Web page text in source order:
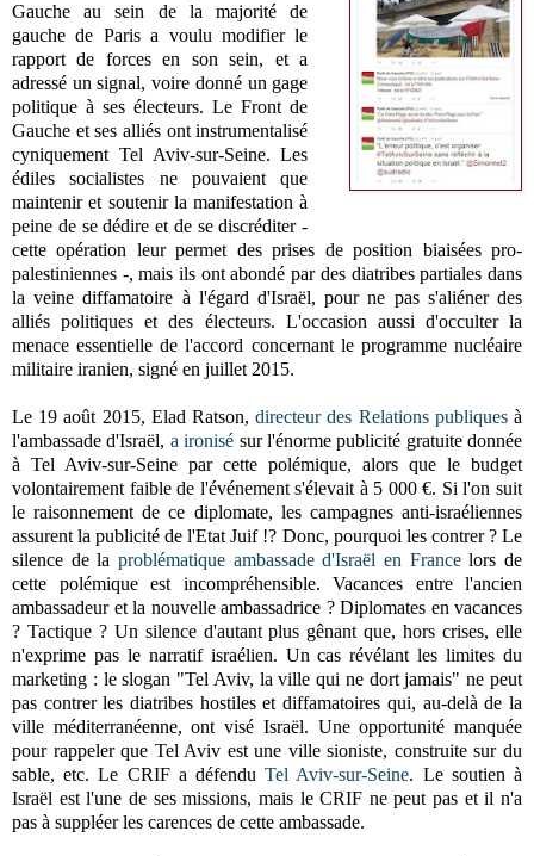
Gauche au sein de la majorité de
gauche de Paris a voulu modifier le
rapport de forces en son sein, et a
adressé un signal, voire donné un gage
politique à ses électeurs. Le Front de
Gauche et ses alliés ont instrumentalisé
cyniquement Tel Aviv-sur-Seine. Les
édiles socialistes ne pouvaient que
maintenir et soutenir la manifestation à
peine de se dédire et de se discréditer -
cette opération leur permet des prises de position biaisées pro-
palestiniennes -, mais ils ont abondé par des diatribes partiales dans
la veine diffamatoire à l'égard d'Israël, pour ne pas s'aliéner des
alliés politiques et des électeurs. L'occasion aussi d'occulter la
menace essentielle de l'accord concernant le programme nucléaire
militaire iranien, signé en juillet 2015.
Le 19 août 2015, Elad Ratson,directeur des Relations publiquesà
l'ambassade d'Israël, a ironisé sur l'énorme publicité gratuite donnée
à Tel Aviv-sur-Seine par cette polémique, alors que le budget
volontairement faible de l'événement s'élevait à 5 000 €. Si l'on suit
le raisonnement de ce diplomate, les campagnes anti-israéliennes
assurent la publicité de l'Etat Juif !? Donc, pourquoi les contrer ? Le
silence de la problématique ambassade d'Israël en Francelors de
cette polémique est incompréhensible. Vacances entre l'ancien
ambassadeur et la nouvelle ambassadrice ? Diplomates en vacances
? Tactique ? Un silence d'autant plus gênant que, hors crises, elle
n'exprime pas le narratif israélien. Un cas révélant les limites du
marketing : le slogan "Tel Aviv, la ville qui ne dort jamais" ne peut
pas contrer les diatribes hostiles et diffamatoires qui, au-delà de la
ville méditerranéenne, ont visé Israël. Une opportunité manquée
pour rappeler que Tel Aviv est une ville sioniste, construite sur du
sable, etc. Le CRIF a défenduTel Aviv-sur-Seine. Le soutien à
Israël est l'une de ses missions, mais le CRIF ne peut pas et il n'a
pas à suppléer les carences de cette ambassade.